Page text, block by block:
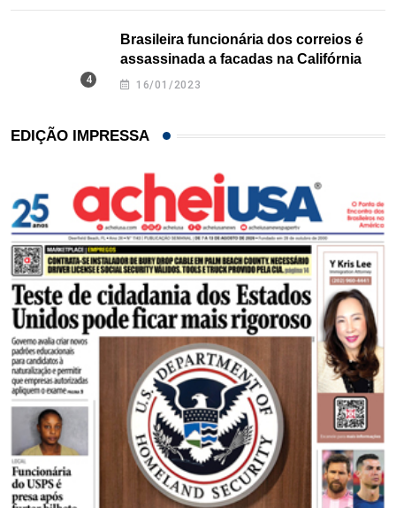
Brasileira funcionária dos correios é
assassinada a facadas na Califórnia
16/01/2023
EDIÇÃO IMPRESSA